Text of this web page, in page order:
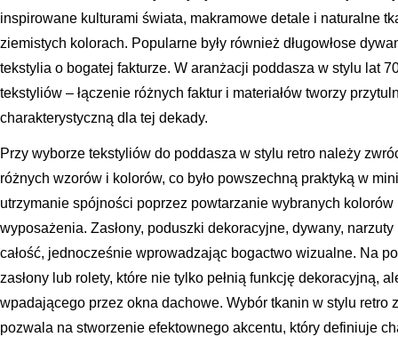
inspirowane kulturami świata, makramowe detale i naturalne
ziemistych kolorach. Popularne były również długowłose
tekstylia o bogatej fakturze. W aranżacji poddasza w stylu lat
tekstyliów – łączenie różnych faktur i materiałów tworzy
charakterystyczną dla tej dekady.
Przy wyborze tekstyliów do poddasza w stylu retro należy
różnych wzorów i kolorów, co było powszechną praktyką w
utrzymanie spójności poprzez powtarzanie wybranych
wyposażenia. Zasłony, poduszki dekoracyjne, dywany,
całość, jednocześnie wprowadzając bogactwo wizualne. Na
zasłony lub rolety, które nie tylko pełnią funkcję dekoracyjną,
wpadającego przez okna dachowe. Wybór tkanin w stylu retro
pozwala na stworzenie efektownego akcentu, który definiuje